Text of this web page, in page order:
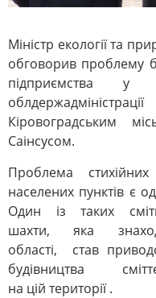
Міністр екології та
обговорив проблему
підприємства у
Кіровоградським
Саінсусом.
Проблема
населених пунктів є
Один із таких
шахти, яка
області, став
будівництва
на цій території .